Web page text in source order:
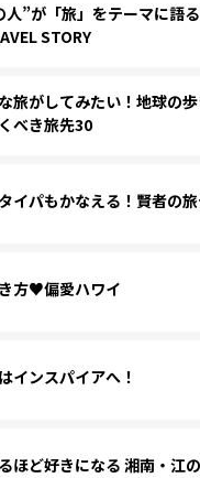
人”が「旅」をテーマに語
STORY
旅がしてみたい！地球の
べき旅先30
イパもかなえる！賢者の
方♥偏愛ハワイ
インスパイアへ！
ほど好きになる 湘南・江